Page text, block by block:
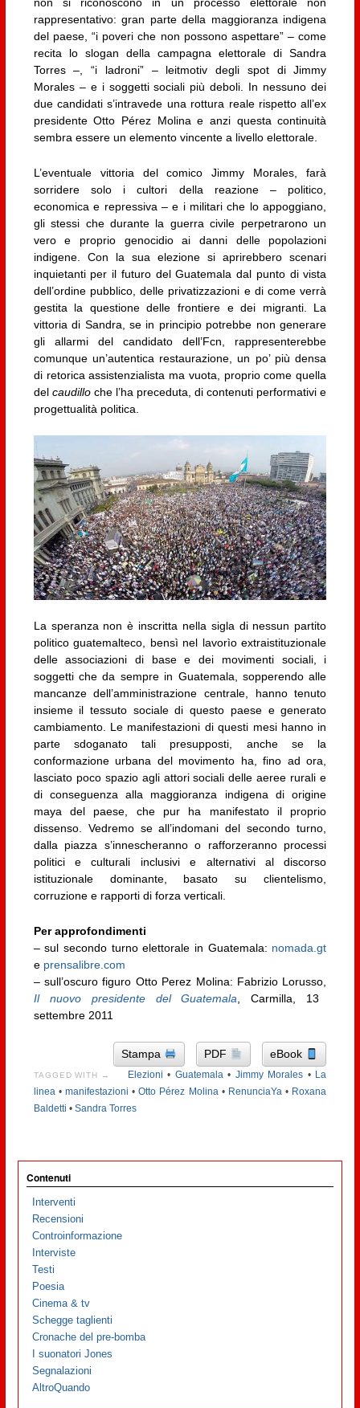
rappresentativo: gran parte della maggioranza indigena
del paese, “i poveri che non possono aspettare” – come
recita lo slogan della campagna elettorale di Sandra
Torres –, “i ladroni” – leitmotiv degli spot di Jimmy
Morales – e i soggetti sociali più deboli. In nessuno dei
due candidati s’intravede una rottura reale rispetto all’ex
presidente Otto Pérez Molina e anzi questa continuità
sembra essere un elemento vincente a livello elettorale.
L’eventuale vittoria del comico Jimmy Morales, farà
sorridere solo i cultori della reazione – politico,
economica e repressiva – e i militari che lo appoggiano,
gli stessi che durante la guerra civile perpetrarono un
vero e proprio genocidio ai danni delle popolazioni
indigene. Con la sua elezione si aprirebbero scenari
inquietanti per il futuro del Guatemala dal punto di vista
dell’ordine pubblico, delle privatizzazioni e di come verrà
gestita la questione delle frontiere e dei migranti. La
vittoria di Sandra, se in principio potrebbe non generare
gli allarmi del candidato dell’Fcn, rappresenterebbe
comunque un’autentica restaurazione, un po’ più densa
di retorica assistenzialista ma vuota, proprio come quella
del caudilloche l’ha preceduta, di contenuti performativi e
progettualità politica.
La speranza non è inscritta nella sigla di nessun partito
politico guatemalteco, bensì nel lavorìo extraistituzionale
delle associazioni di base e dei movimenti sociali, i
soggetti che da sempre in Guatemala, sopperendo alle
mancanze dell’amministrazione centrale, hanno tenuto
insieme il tessuto sociale di questo paese e generato
cambiamento. Le manifestazioni di questi mesi hanno in
parte sdoganato tali presupposti, anche se la
conformazione urbana del movimento ha, fino ad ora,
lasciato poco spazio agli attori sociali delle aeree rurali e
di conseguenza alla maggioranza indigena di origine
maya del paese, che pur ha manifestato il proprio
dissenso. Vedremo se all’indomani del secondo turno,
dalla piazza s’innescheranno o rafforzeranno processi
politici e culturali inclusivi e alternativi al discorso
istituzionale dominante, basato su clientelismo,
corruzione e rapporti di forza verticali.
Per approfondimenti
– sul secondo turno elettorale in Guatemala: nomada.gt
e prensalibre.com
– sull’oscuro figuro Otto Perez Molina: Fabrizio Lorusso,
Il nuovo presidente del Guatemala , Carmilla, 13
settembre 2011
Stampa PDF eBook
TAGGED WITH → Elezioni • Guatemala• Jimmy Morales • La
linea•manifestazioni •Otto Pérez Molina• RenunciaYa• Roxana
Baldetti • Sandra Torres
Contenuti
Interventi
Recensioni
Controinformazione
Interviste
Testi
Poesia
Cinema & tv
Schegge taglienti
Cronache del pre-bomba
I suonatori Jones
Segnalazioni
AltroQuando